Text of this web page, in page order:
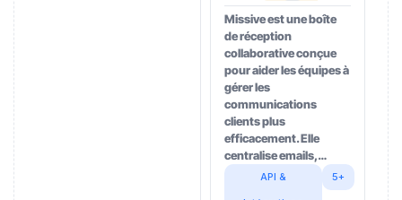
Missive est une boîte
de réception
collaborative conçue
pour aider les équipes à
gérer les
communications
clients plus
efficacement. Elle
centralise emails,…
API & 5+